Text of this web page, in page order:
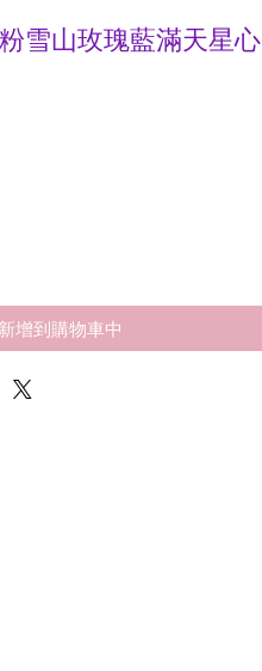
雪山玫瑰藍滿天星心
新增到購物車中